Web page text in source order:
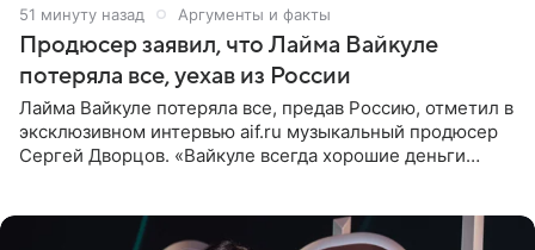
51 минуту назад Аргументы и факты
Продюсер заявил, что Лайма Вайкуле
потеряла все, уехав из России
Лайма Вайкуле потеряла все, предав Россию, отметил в
эксклюзивном интервью aif.ru музыкальный продюсер
Сергей Дворцов. «Вайкуле всегда хорошие деньги